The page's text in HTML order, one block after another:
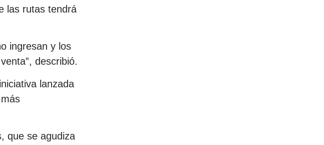
las rutas tendrá
ingresan y los
describió.
lanzada
que se agudiza